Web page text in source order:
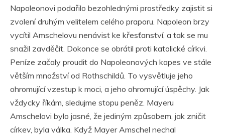
Napoleonovi podařilo bezohlednými prostředky zajistit si
zvolení druhým velitelem celého praporu. Napoleon brzy
vycítil Amschelovu nenávist ke křesťanství, a tak se mu
snažil zavděčit. Dokonce se obrátil proti katolické církvi.
Peníze začaly proudit do Napoleonových kapes ve stále
větším množství od Rothschildů. To vysvětluje jeho
ohromující vzestup k moci, a jeho ohromující úspěchy. Jak
vždycky říkám, sledujme stopu peněz. Mayeru
Amschelovi bylo jasné, že jediným způsobem, jak zničit
církev, byla válka. Když Mayer Amschel nechal